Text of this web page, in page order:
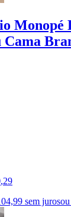
Monopé
Cama
,29
sem jurosou